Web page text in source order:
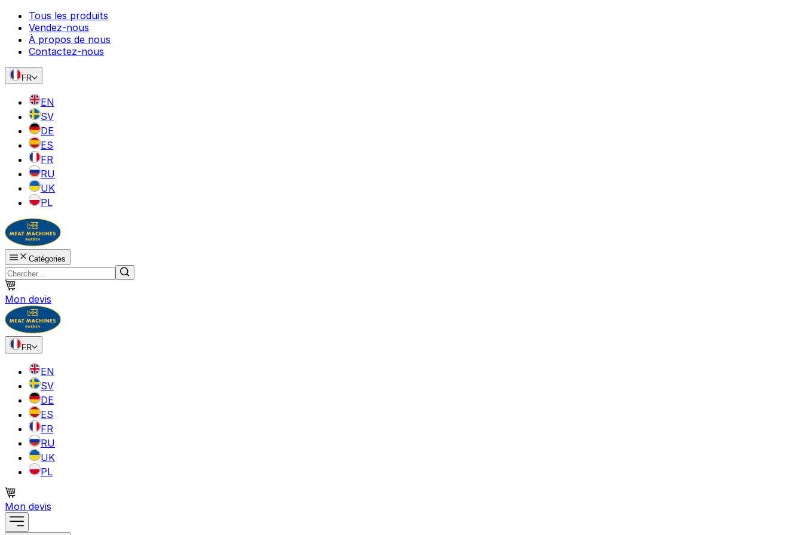
Tous les produits
Vendez-nous
À propos de nous
Contactez-nous
FR
EN
SV
DE
ES
FR
RU
UK
PL
Catégories
Mon devis
FR
EN
SV
DE
ES
FR
RU
UK
PL
Mon devis